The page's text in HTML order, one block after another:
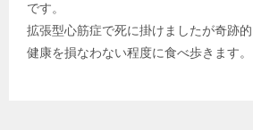
です。
拡張型心筋症で死に掛けましたが奇跡的
健康を損なわない程度に食べ歩きます。